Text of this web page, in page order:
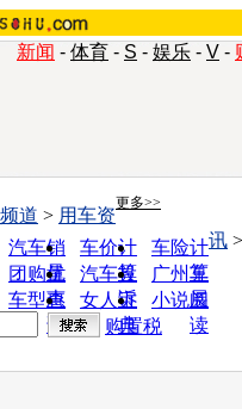
新闻 - 体育 - S - 娱乐 - V -
更多>>
汽车销
量
车价计
算
车险计
算
团购优
惠
汽车投
诉
广州车
展
车型查
询
女人宝
典
小说阅
读
道 > 用车资
讯
购置税